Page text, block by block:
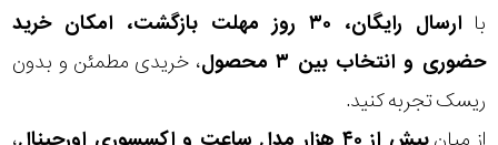
با
ارسال رایگان، ۳۰ روز مهلت بازگشت، امکان خرید
حضوری و انتخاب بین ۳ محصول
، خریدی مطمئن و بدون
ریسک تجربه کنید.